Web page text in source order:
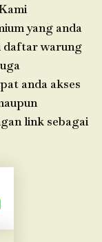
yang anda
daftar warung
anda akses
link sebagai